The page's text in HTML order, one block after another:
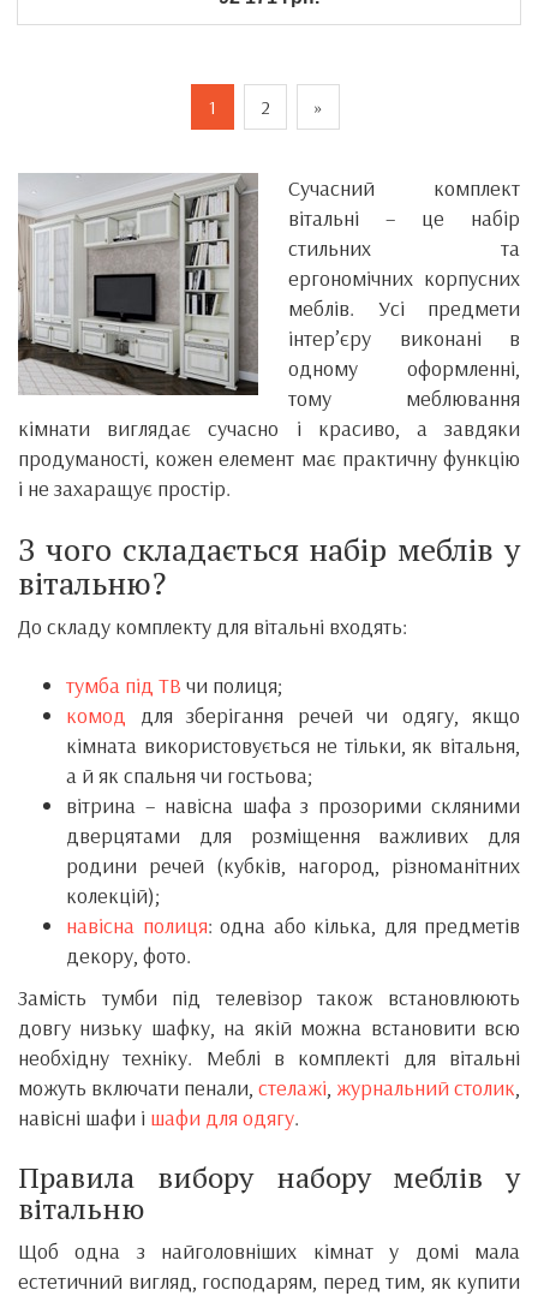
1 2 »
Сучасний комплект
вітальні – це набір
стильних та
ергономічних корпусних
меблів. Усі предмети
інтер’єру виконані в
одному оформленні,
тому меблювання
кімнати виглядає сучасно і красиво, а завдяки
продуманості, кожен елемент має практичну функцію
і не захаращує простір.
З чого складається набір меблів у
вітальню?
До складу комплекту для вітальні входять:
тумба під ТВ чи полиця;
комод для зберігання речей чи одягу, якщо
кімната використовується не тільки, як вітальня,
а й як спальня чи гостьова;
вітрина – навісна шафа з прозорими скляними
дверцятами для розміщення важливих для
родини речей (кубків, нагород, різноманітних
колекцій);
навісна полиця: одна або кілька, для предметів
декору, фото.
Замість тумби під телевізор також встановлюють
довгу низьку шафку, на якій можна встановити всю
необхідну техніку. Меблі в комплекті для вітальні
можуть включати пенали, стелажі, журнальний столик,
навісні шафи і шафи для одягу.
Правила вибору набору меблів у
вітальню
Щоб одна з найголовніших кімнат у домі мала
естетичний вигляд, господарям, перед тим, як купити